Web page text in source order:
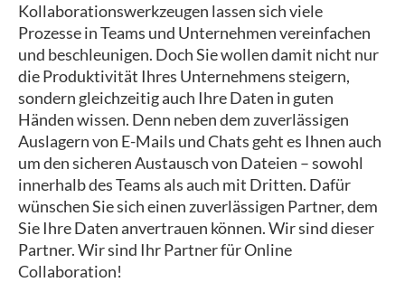
Kollaborationswerkzeugen lassen sich viele
Prozesse in Teams und Unternehmen vereinfachen
und beschleunigen. Doch Sie wollen damit nicht nur
die Produktivität Ihres Unternehmens steigern,
sondern gleichzeitig auch Ihre Daten in guten
Händen wissen. Denn neben dem zuverlässigen
Auslagern von E-Mails und Chats geht es Ihnen auch
um den sicheren Austausch von Dateien – sowohl
innerhalb des Teams als auch mit Dritten. Dafür
wünschen Sie sich einen zuverlässigen Partner, dem
Sie Ihre Daten anvertrauen können. Wir sind dieser
Partner. Wir sind Ihr Partner für Online
Collaboration!